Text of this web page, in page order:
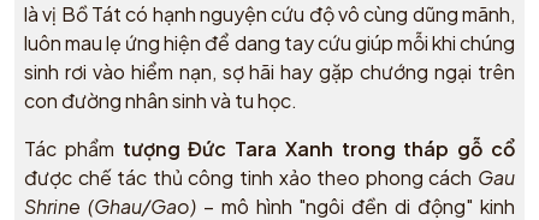
là vị Bồ Tát có hạnh nguyện cứu độ vô cùng dũng mãnh,
luôn mau lẹ ứng hiện để dang tay cứu giúp mỗi khi chúng
sinh rơi vào hiểm nạn, sợ hãi hay gặp chướng ngại trên
con đường nhân sinh và tu học.
Tác phẩm tượng Đức Tara Xanh trong tháp gỗ cổ
được chế tác thủ công tinh xảo theo phong cách Gau
Shrine (Ghau/Gao)– mô hình "ngôi đền di động" kinh